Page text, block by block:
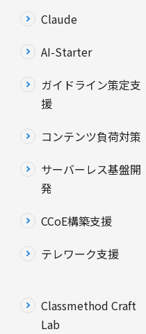
Claude
AI-Starter
ガイドライン策定支
援
コンテンツ負荷対策
サーバーレス基盤開
発
CCoE構築支援
テレワーク支援
Classmethod Craft
Lab